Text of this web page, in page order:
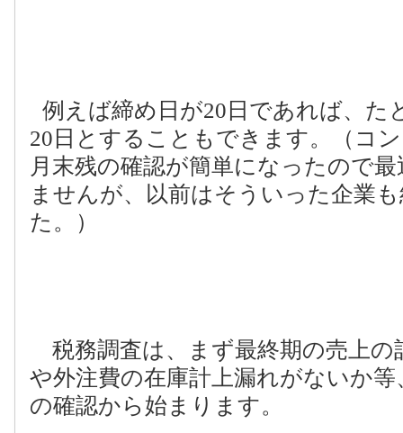
例えば締め日が20 日であれば、た
20 日とすることもできます。（コ
月末残の確認が簡単になったので
ませんが、以前はそういった企業
た。）
税務調査は、まず最終期の売上の
や外注費の在庫計上漏れがないか等
の確認から始まります。